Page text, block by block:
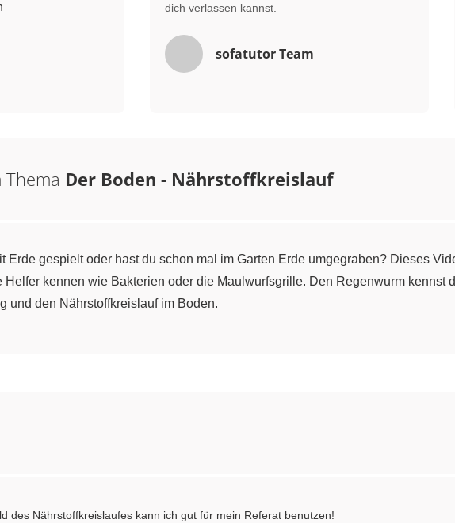
dich verlassen kannst.
sofatutor Team
Der Boden - Nährstoffkreislauf
Erde gespielt oder hast du schon mal im Garten Erde umgegraben? Dieses
Helfer kennen wie Bakterien oder die Maulwurfsgrille. Den Regenwurm kennst
und den Nährstoffkreislauf im Boden.
des Nährstoffkreislaufes kann ich gut für mein Referat benutzen!